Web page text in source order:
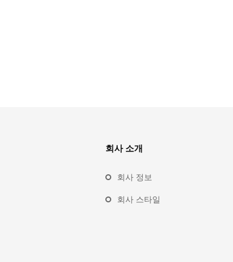
회사 소개
회사 정보
회사 스타일